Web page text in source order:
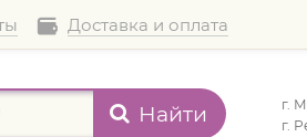
Доставка и оплата
Найти
г.
г.